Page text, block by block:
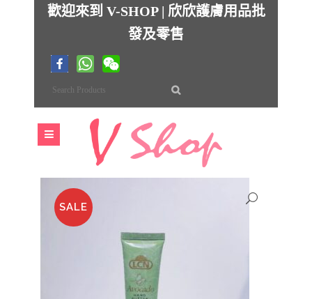
歡迎來到 V-SHOP | 欣欣護膚用品批
發及零售
SALE